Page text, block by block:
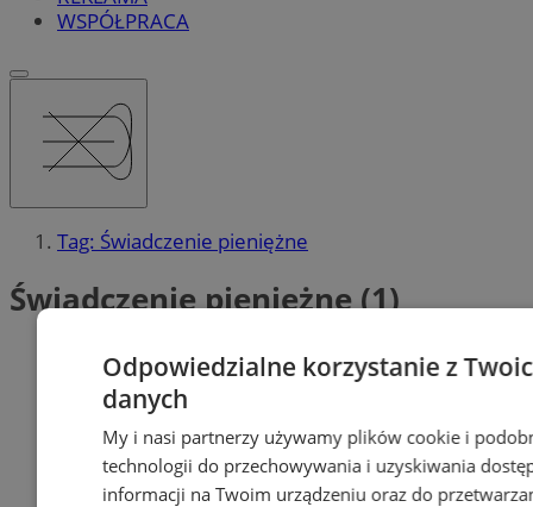
WSPÓŁPRACA
Tag: Świadczenie pieniężne
Świadczenie pieniężne (1)
Odpowiedzialne korzystanie z
danych
My i nasi partnerzy używamy plików cookie i
technologii do przechowywania i uzyskiwania
informacji na Twoim urządzeniu oraz do